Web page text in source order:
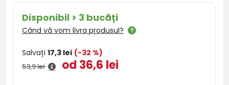
Disponibil > 3 bucăți
Când vă vom livra produsul?
Salvați 17,3 lei (-32 %)
53,9 lei od 36,6 lei